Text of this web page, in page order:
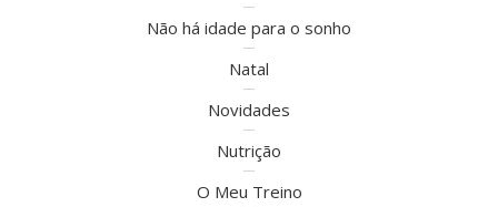
Não há idade para o sonho
Natal
Novidades
Nutrição
O Meu Treino